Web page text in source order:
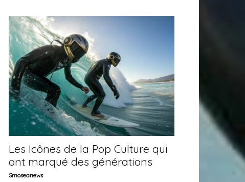
Les Icônes de la Pop Culture qui
ont marqué des générations
Smoseanews